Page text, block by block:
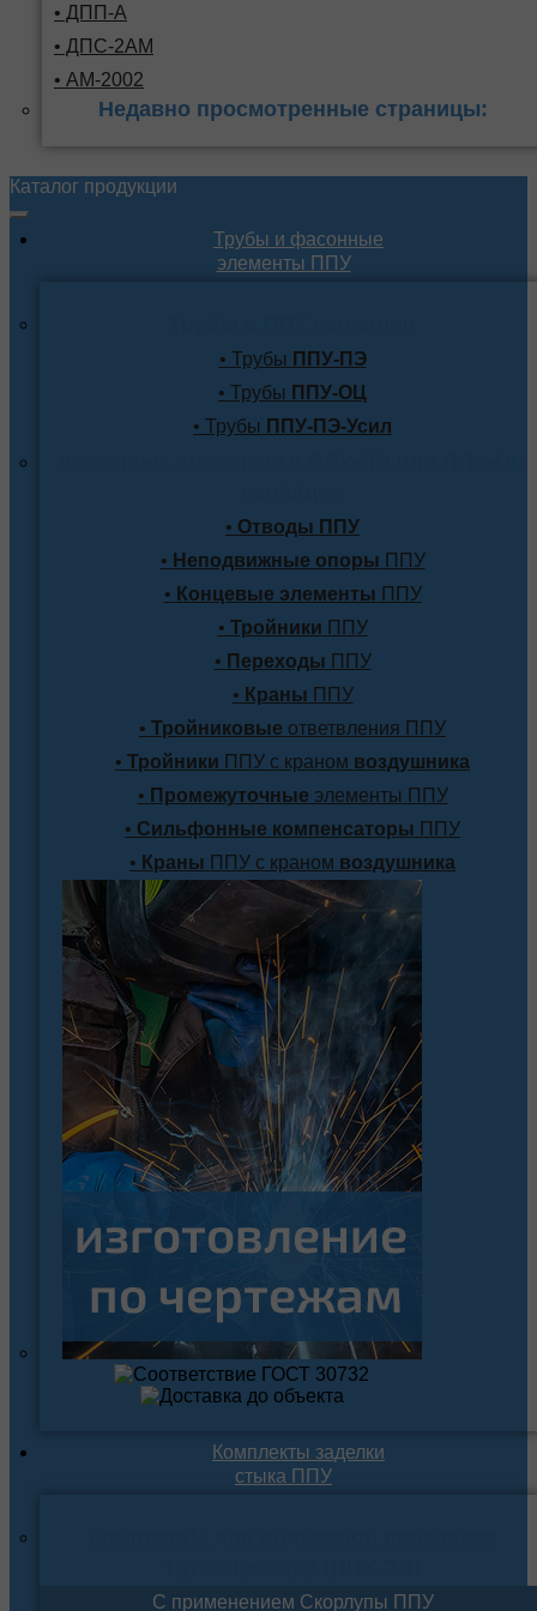
• ДПП-А
• ДПС-2АМ
• АМ-2002
Недавно просмотренные страницы:
Каталог продукции
Трубы и фасонные
элементы ППУ
• Трубы ППУ-ПЭ
• Трубы ППУ-ОЦ
• Трубы ППУ-ПЭ-Усил
• Отводы ППУ
• Неподвижные опоры ППУ
• Концевые элементы ППУ
• Тройники ППУ
• Переходы ППУ
• Краны ППУ
• Тройниковые ответвления ППУ
• Тройники ППУ с краном воздушника
• Промежуточные элементы ППУ
• Сильфонные компенсаторы ППУ
• Краны ППУ с краном воздушника
Комплекты заделки
стыка ППУ
С применением Скорлупы ППУ